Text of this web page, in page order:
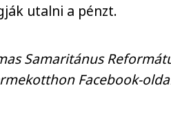
utalni a pénzt.
Samaritánus
Facebook-